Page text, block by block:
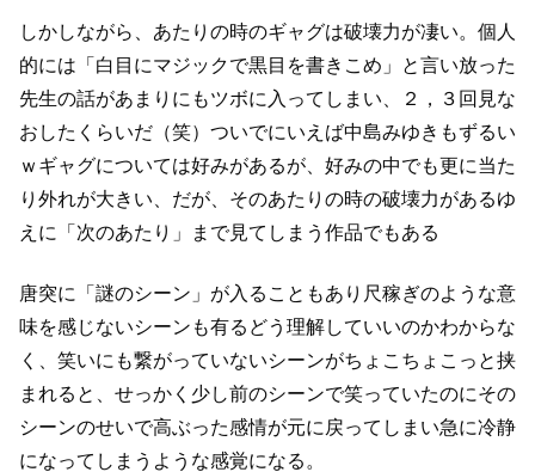
しかしながら、あたりの時のギャグは破壊力が凄い。 個人
的には「白目にマジックで黒目を書きこめ」と言い放った
先生の話があまりにもツボに入ってしまい、２，３回見な
おしたくらいだ（笑） ついでにいえば中島みゆきもずるい
ｗ ギャグについては好みがあるが、好みの中でも更に当た
り外れが大きい、 だが、そのあたりの時の破壊力があるゆ
えに「次のあたり」まで見てしまう作品でもある
唐突に「謎のシーン」が入ることもあり尺稼ぎのような意
味を感じないシーンも有る どう理解していいのかわからな
く、笑いにも繋がっていないシーンがちょこちょこっと挟
まれると、せっかく少し前のシーンで笑っていたのにその
シーンのせいで高ぶった感情が元に戻ってしまい急に冷静
になってしまうような感覚になる。